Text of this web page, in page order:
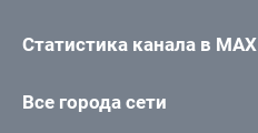
Статистика канала в MAX
Все города сети